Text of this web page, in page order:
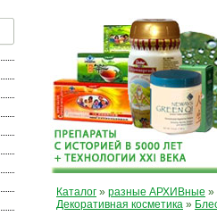
Каталог » разные АРХИВные »
Декоративная косметика »